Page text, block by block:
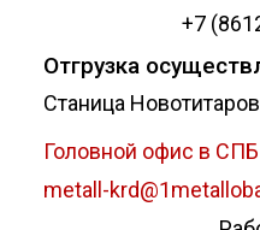
+7
Отгрузка
Станица
Головной офис в СПБ
metall-